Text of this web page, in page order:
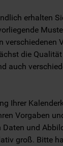
erhalten
verschiedenen
die
auch
Ihrer
Vorgaben
Daten und
groß. Bitte